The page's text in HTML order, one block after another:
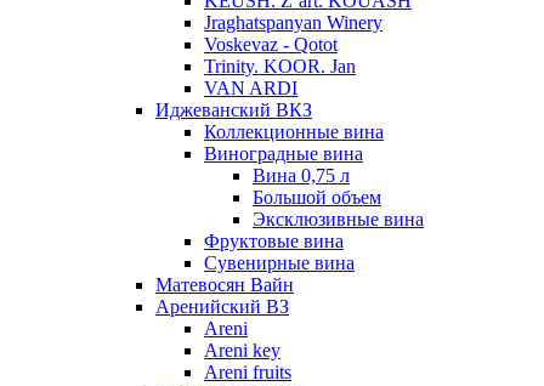
Jraghatspanyan Winery
Voskevaz - Qotot
Trinity. KOOR. Jan
VAN ARDI
Иджеванский ВКЗ
Коллекционные вина
Виноградные вина
Вина 0,75 л
Большой объем
Эксклюзивные вина
Фруктовые вина
Cувенирные вина
Матевосян Вайн
Аренийский ВЗ
Areni
Areni key
Areni fruits